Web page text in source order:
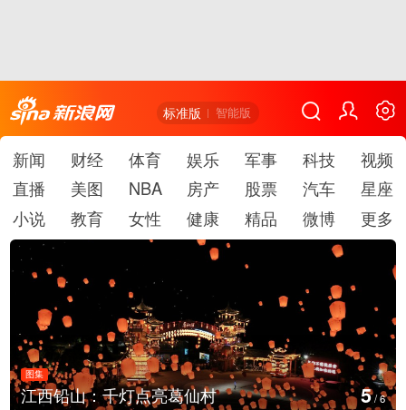
标准版 智能版
新闻 财经 体育 娱乐 军事 科技
视频
直播
美图 NBA 房产 股票 汽车
星座
小说
教育 女性 健康 精品 微博 更多
图集
上海：七彩稻田画迎最佳观赏期 6/6